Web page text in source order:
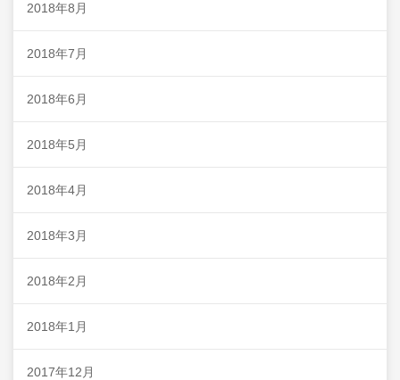
2018年8月
2018年7月
2018年6月
2018年5月
2018年4月
2018年3月
2018年2月
2018年1月
2017年12月